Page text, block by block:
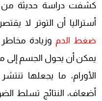
كشفت دراسة حديثة
أستراليا أن التوتر لا
ضغط الدم وزيادة مخاطر
يمكن أن يحول الجسم إلى
الأورام، ما يجعلها
أضعاف، النتائج تسلط